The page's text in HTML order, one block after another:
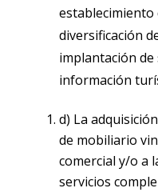
establecimiento
diversificación
implantación de
información
d) La
de mobiliario
comercial y/o a
servicios